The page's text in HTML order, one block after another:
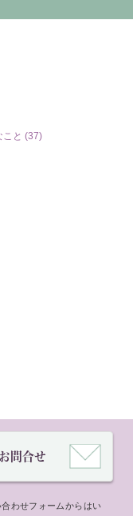
こと (37)
お問合せ
合わせフォームからはい